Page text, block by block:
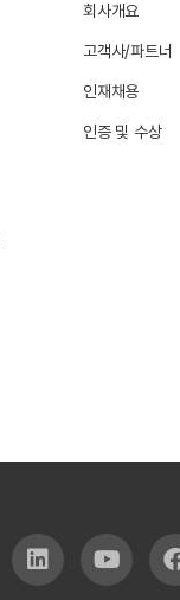
회사개요
고객사/파트너
인재채용
인증 및 수상